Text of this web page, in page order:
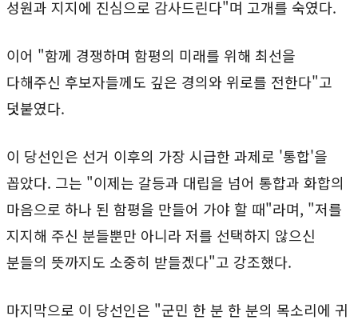
성원과 지지에 진심으로 감사드린다"며 고개를 숙였다.
이어 "함께 경쟁하며 함평의 미래를 위해 최선을
다해주신 후보자들께도 깊은 경의와 위로를 전한다"고
덧붙였다.
이 당선인은 선거 이후의 가장 시급한 과제로 '통합'을
꼽았다. 그는 "이제는 갈등과 대립을 넘어 통합과 화합의
마음으로 하나 된 함평을 만들어 가야 할 때"라며, "저를
지지해 주신 분들뿐만 아니라 저를 선택하지 않으신
분들의 뜻까지도 소중히 받들겠다"고 강조했다.
마지막으로 이 당선인은 "군민 한 분 한 분의 목소리에 귀